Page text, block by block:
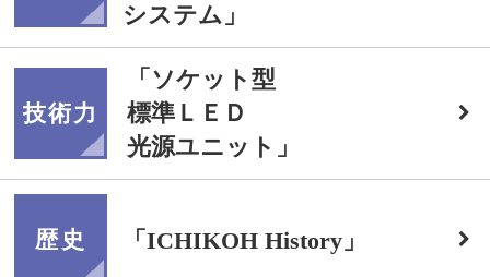
システム 」
技術力
「 ソケット型
標準ＬＥＤ
光源ユニット 」
歴史 「ICHIKOH History 」